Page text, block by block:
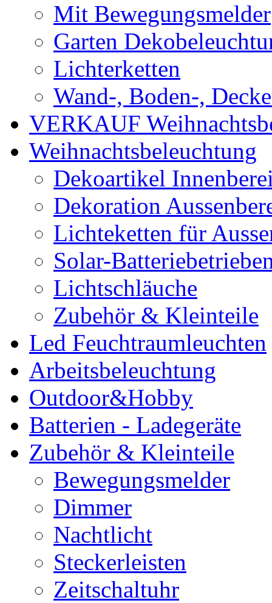
Mit Bewegungsmelder
Garten
Lichterketten
Wand-, Boden-,
VERKAUF
Weihnachtsbeleuchtung
Dekoartikel
Dekoration
Lichteketten für
Solar-
Lichtschläuche
Zubehör & Kleinteile
Led Feuchtraumleuchten
Arbeitsbeleuchtung
Outdoor&Hobby
Batterien - Ladegeräte
Zubehör & Kleinteile
Bewegungsmelder
Dimmer
Nachtlicht
Steckerleisten
Zeitschaltuhr